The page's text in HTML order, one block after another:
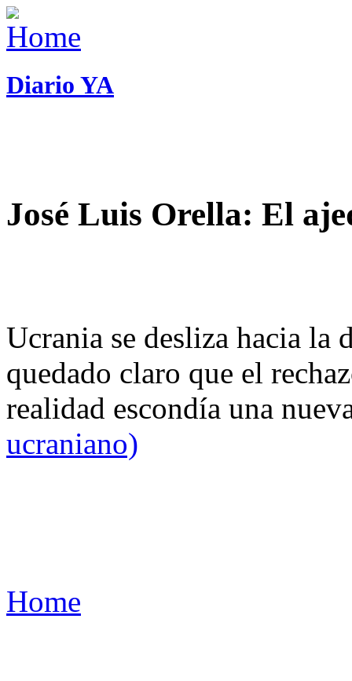
Diario YA
José Luis Orella: El
Ucrania se desliza hacia
quedado claro que el
realidad escondía una
ucraniano)
Home